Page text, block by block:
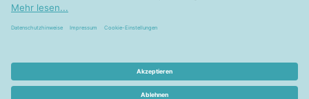
Barrierefreiheitserklärung
Pflegehinweise